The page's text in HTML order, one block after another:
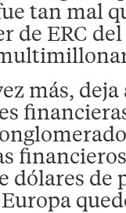
tan mal
de ERC
más,
dólares de